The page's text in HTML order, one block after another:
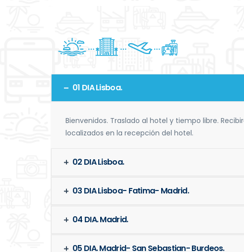
01 DIA Lisboa.
Bienvenidos. Traslado al hotel y tiempo libre.
localizados en la recepción del hotel.
02 DIA Lisboa.
03 DIA Lisboa- Fatima- Madrid.
04 DIA. Madrid.
05 DIA. Madrid- San Sebastian- Burdeos.